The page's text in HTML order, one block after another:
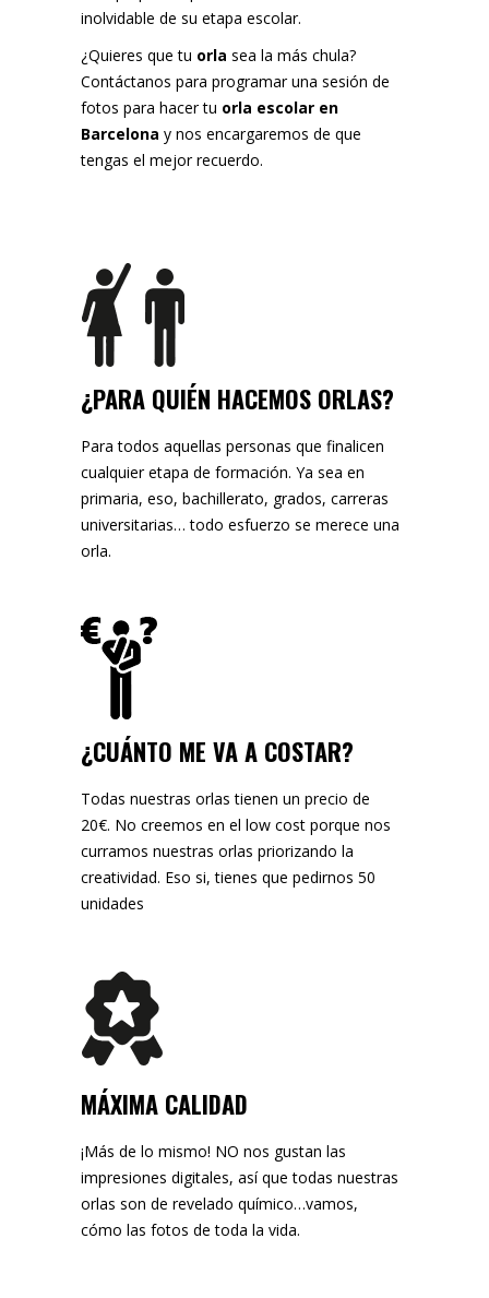
inolvidable de su etapa escolar.
¿Quieres que tu orla sea la más chula?
Contáctanos para programar una sesión de
fotos para hacer tu orla escolar en
Barcelona y nos encargaremos de que
tengas el mejor recuerdo.
¿PARA QUIÉN HACEMOS ORLAS?
Para todos aquellas personas que finalicen
cualquier etapa de formación. Ya sea en
primaria, eso, bachillerato, grados, carreras
universitarias… todo esfuerzo se merece una
orla.
¿CUÁNTO ME VA A COSTAR?
Todas nuestras orlas tienen un precio de
20€. No creemos en el low cost porque nos
curramos nuestras orlas priorizando la
creatividad. Eso si, tienes que pedirnos 50
unidades
MÁXIMA CALIDAD
¡Más de lo mismo! NO nos gustan las
impresiones digitales, así que todas nuestras
orlas son de revelado químico…vamos,
cómo las fotos de toda la vida.